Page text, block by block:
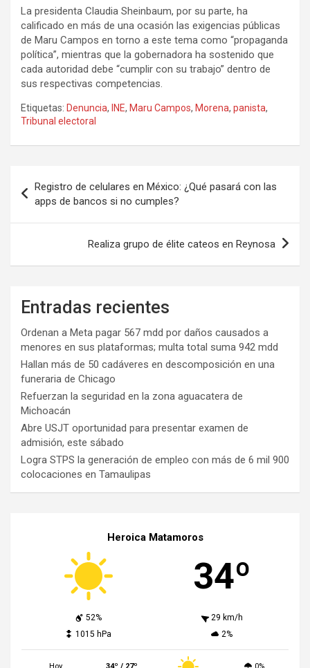
La presidenta Claudia Sheinbaum, por su parte, ha
calificado en más de una ocasión las exigencias públicas
de Maru Campos en torno a este tema como “propaganda
política”, mientras que la gobernadora ha sostenido que
cada autoridad debe “cumplir con su trabajo” dentro de
sus respectivas competencias.
Etiquetas: Denuncia, INE, Maru Campos, Morena, panista,
Tribunal electoral
de
entradas
Registro de celulares en México: ¿Qué pasará con las
apps de bancos si no cumples?
Realiza grupo de élite cateos en Reynosa
Entradas recientes
Ordenan a Meta pagar 567 mdd por daños causados a
menores en sus plataformas; multa total suma 942 mdd
Hallan más de 50 cadáveres en descomposición en una
funeraria de Chicago
Refuerzan la seguridad en la zona aguacatera de
Michoacán
Abre USJT oportunidad para presentar examen de
admisión, este sábado
Logra STPS la generación de empleo con más de 6 mil 900
colocaciones en Tamaulipas
Heroica Matamoros
34º
52%
29 km/h
1015 hPa
2%